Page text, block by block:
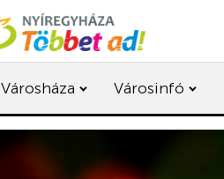
Városháza Városinfó